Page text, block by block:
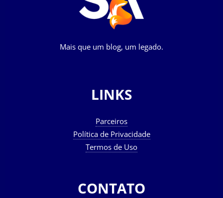
Mais que um blog, um legado.
LINKS
Parceiros
Política de Privacidade
Termos de Uso
CONTATO